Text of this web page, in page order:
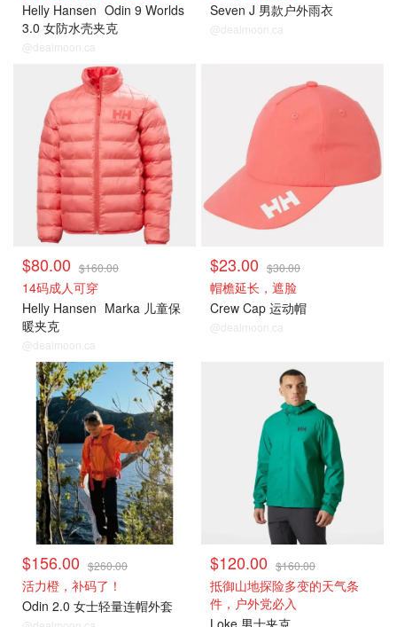
Helly Hansen Odin 9 Worlds
3.0 女防水壳夹克
@dealmoon.ca
Seven J 男款户外雨衣
@dealmoon.ca
$80.00 $160.00
14码成人可穿
Helly Hansen Marka 儿童保
暖夹克
@dealmoon.ca
$23.00 $30.00
帽檐延长，遮脸
Crew Cap 运动帽
@dealmoon.ca
$156.00 $260.00
活力橙，补码了！
Odin 2.0 女士轻量连帽外套
$120.00 $160.00
抵御山地探险多变的天气条
件，户外党必入